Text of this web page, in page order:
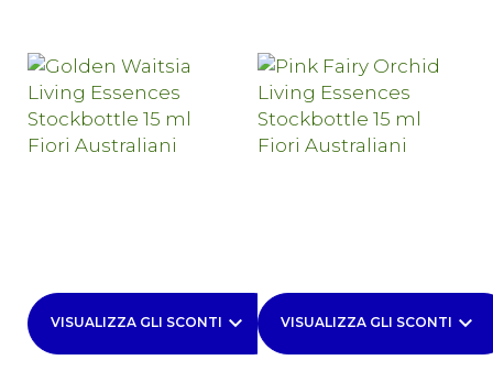
VISUALIZZA GLI SCONTI keyboard_arrow_down VISUALIZZA GLI SCONTI keyboard_arrow_down